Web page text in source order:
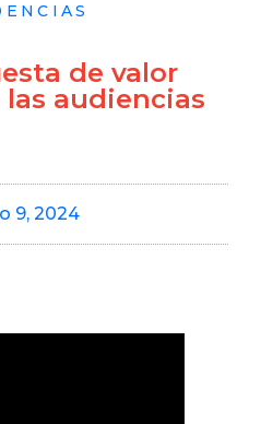
de valor
audiencias
9, 2024